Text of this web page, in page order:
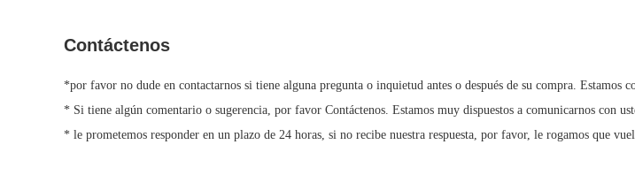
Contáctenos
*por favor no dude en contactarnos si tiene alguna pregunta o inquietud antes o después de su compra. Estamos
* Si tiene algún comentario o sugerencia, por favor Contáctenos. Estamos muy dispuestos a comunicarnos con
* le prometemos responder en un plazo de 24 horas, si no recibe nuestra respuesta, por favor, le rogamos que